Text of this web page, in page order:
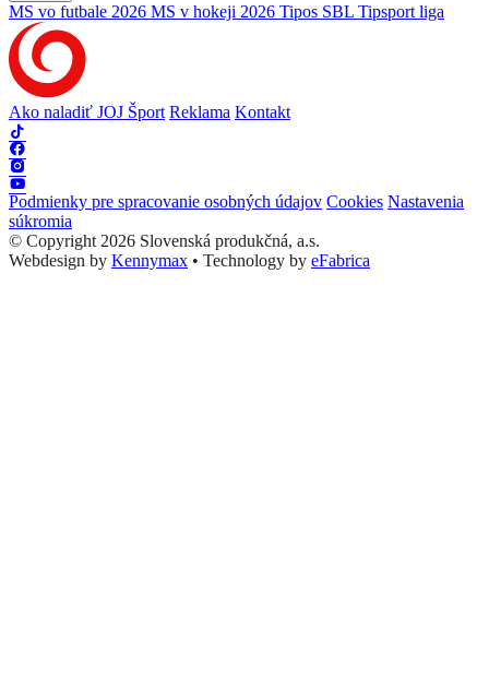
MS vo futbale 2026 MS v hokeji 2026 Tipos SBL Tipsport liga
Ako naladiť JOJ Šport Reklama Kontakt
Podmienky pre spracovanie osobných údajov Cookies Nastavenia
súkromia
© Copyright 2026 Slovenská produkčná, a.s.
Webdesign by Kennymax • Technology by eFabrica